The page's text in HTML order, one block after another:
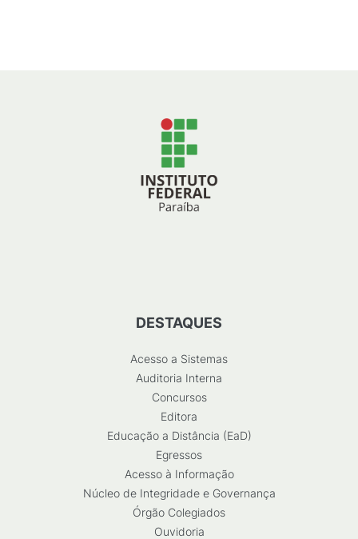
DESTAQUES
Acesso a Sistemas
Auditoria Interna
Concursos
Editora
Educação a Distância (EaD)
Egressos
Acesso à Informação
Núcleo de Integridade e Governança
Órgão Colegiados
Ouvidoria